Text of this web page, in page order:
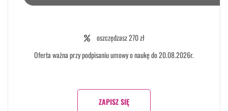
oszczędzasz 270 zł
Oferta ważna przy podpisaniu umowy o naukę do 20.08.2026r.
ZAPISZ SIĘ